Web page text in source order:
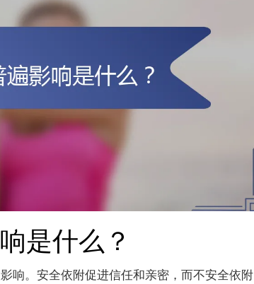
是什么？
响。安全依附促进信任和亲密，而不安全依附